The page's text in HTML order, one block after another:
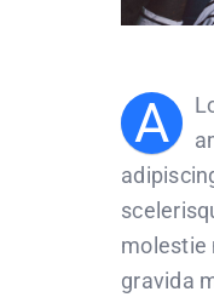
A
molestie
gravida